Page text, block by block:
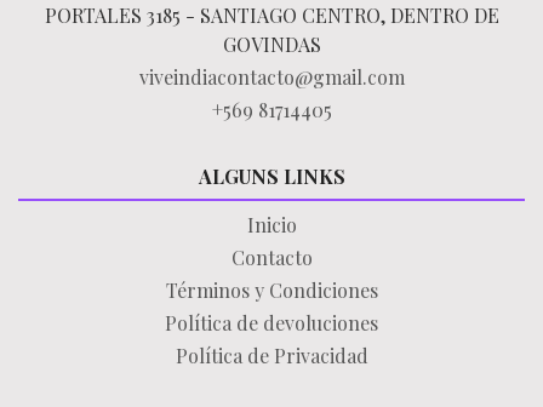
PORTALES 3185 - SANTIAGO CENTRO, DENTRO DE
GOVINDAS
viveindiacontacto@gmail.com
+569 81714405
ALGUNS LINKS
Inicio
Contacto
Términos y Condiciones
Política de devoluciones
Política de Privacidad